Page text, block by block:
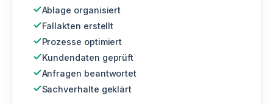
Ablage organisiert
Fallakten erstellt
Prozesse optimiert
Kundendaten geprüft
Anfragen beantwortet
Sachverhalte geklärt